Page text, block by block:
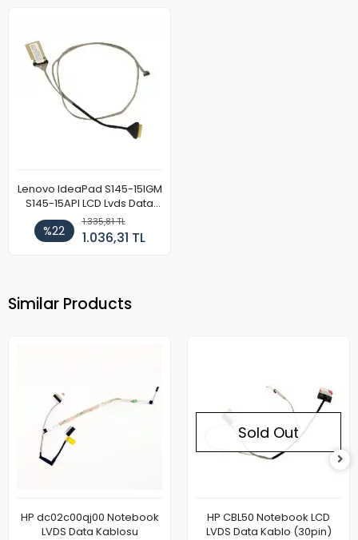
Lenovo IdeaPad S145-15IGM
S145-15API LCD Lvds Data
Kablosu
%22
1.335,81 TL
1.036,31 TL
Similar Products
HP dc02c00qj00 Notebook
LVDS Data Kablosu
Sold Out
HP CBL50 Notebook LCD
LVDS Data Kablo (30pin)